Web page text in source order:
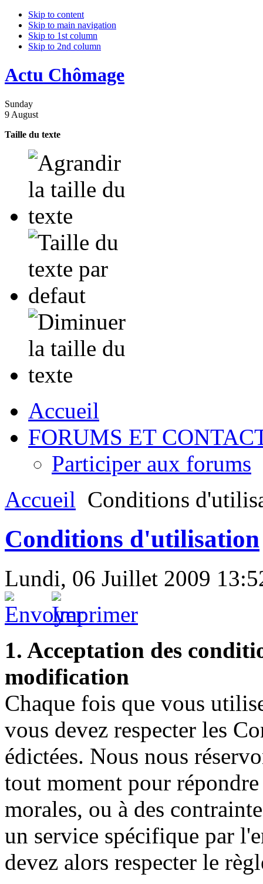
Skip to content
Skip to main navigation
Skip to 1st column
Skip to 2nd column
Actu Chômage
Sunday
9 August
Taille du texte
Accueil
FORUMS ET
Participer aux forums
Accueil Conditions
Conditions d'utilisation
Lundi, 06 Juillet 2009
1. Acceptation des
modification
Chaque fois que vous
vous devez respecter les
édictées. Nous nous
tout moment pour
morales, ou à des
un service spécifique par
devez alors respecter le